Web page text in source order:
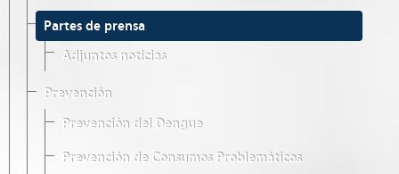
Partes de prensa
Adjuntos noticias
Prevención
Prevención del Dengue
Prevención de Consumos Problemáticos